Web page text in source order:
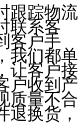
跟踪物流
联系客
客户手
我们都单
让客户接
户收到产
质量不合
退换货，